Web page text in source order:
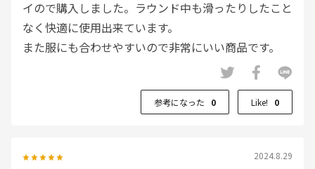
イので購入しました。ラウンド中も滑ったりしたこと
なく快適に使用出来ています。
また服にも合わせやすいので非常にいい商品です。
参考になった 0 Like! 0
2024.8.29